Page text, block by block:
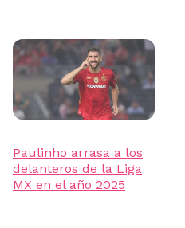
Paulinho arrasa a los
delanteros de la Liga
MX en el año 2025